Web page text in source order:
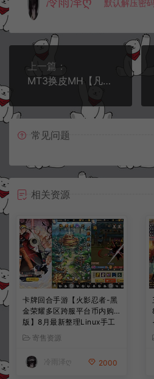
默认解压密
上一篇：
MT3换皮MH【凡人修仙传】10月最新整理Linux手工服务端+源码+管理后台+GM后台+安卓苹果双端+详细搭建教程+视频教程
常见问题
相关资源
卡牌回合手游【火影忍者-黑
金荣耀多区跨服平台币内购
版】8月最新整理Linux手工
服务端+CDK授权后台+安卓
+详细搭建教程+视频教程
寄售资源
冷雨泽ღ 2000